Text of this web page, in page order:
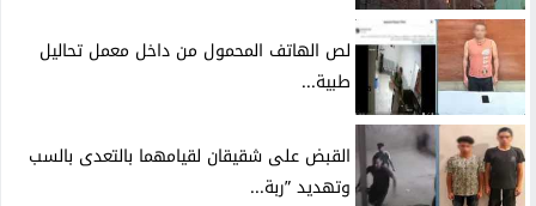
لص الهاتف المحمول من داخل معمل تحاليل
طبية...
القبض على شقيقان لقيامهما بالتعدى بالسب
وتهديد ”ربة...